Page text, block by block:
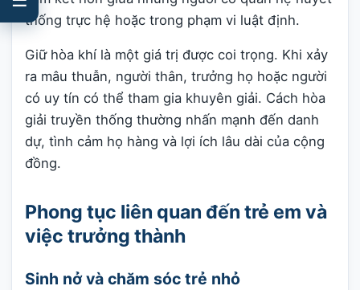
thống trực hệ hoặc trong phạm vi luật định.
Giữ hòa khí là một giá trị được coi trọng. Khi xảy
ra mâu thuẫn, người thân, trưởng họ hoặc người
có uy tín có thể tham gia khuyên giải. Cách hòa
giải truyền thống thường nhấn mạnh đến danh
dự, tình cảm họ hàng và lợi ích lâu dài của cộng
đồng.
Phong tục liên quan đến trẻ em và
việc trưởng thành
Sinh nở và chăm sóc trẻ nhỏ